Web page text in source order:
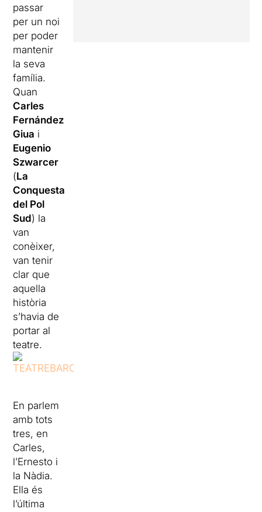
passar
per un noi
per poder
mantenir
la seva
família.
Quan
Carles
Fernández
Giua i
Eugenio
Szwarcer
(La
Conquesta
del Pol
Sud) la
van
conèixer,
van tenir
clar que
aquella
història
s’havia de
portar al
teatre.
En parlem
amb tots
tres, en
Carles,
l’Ernesto i
la Nàdia.
Ella és
l’última